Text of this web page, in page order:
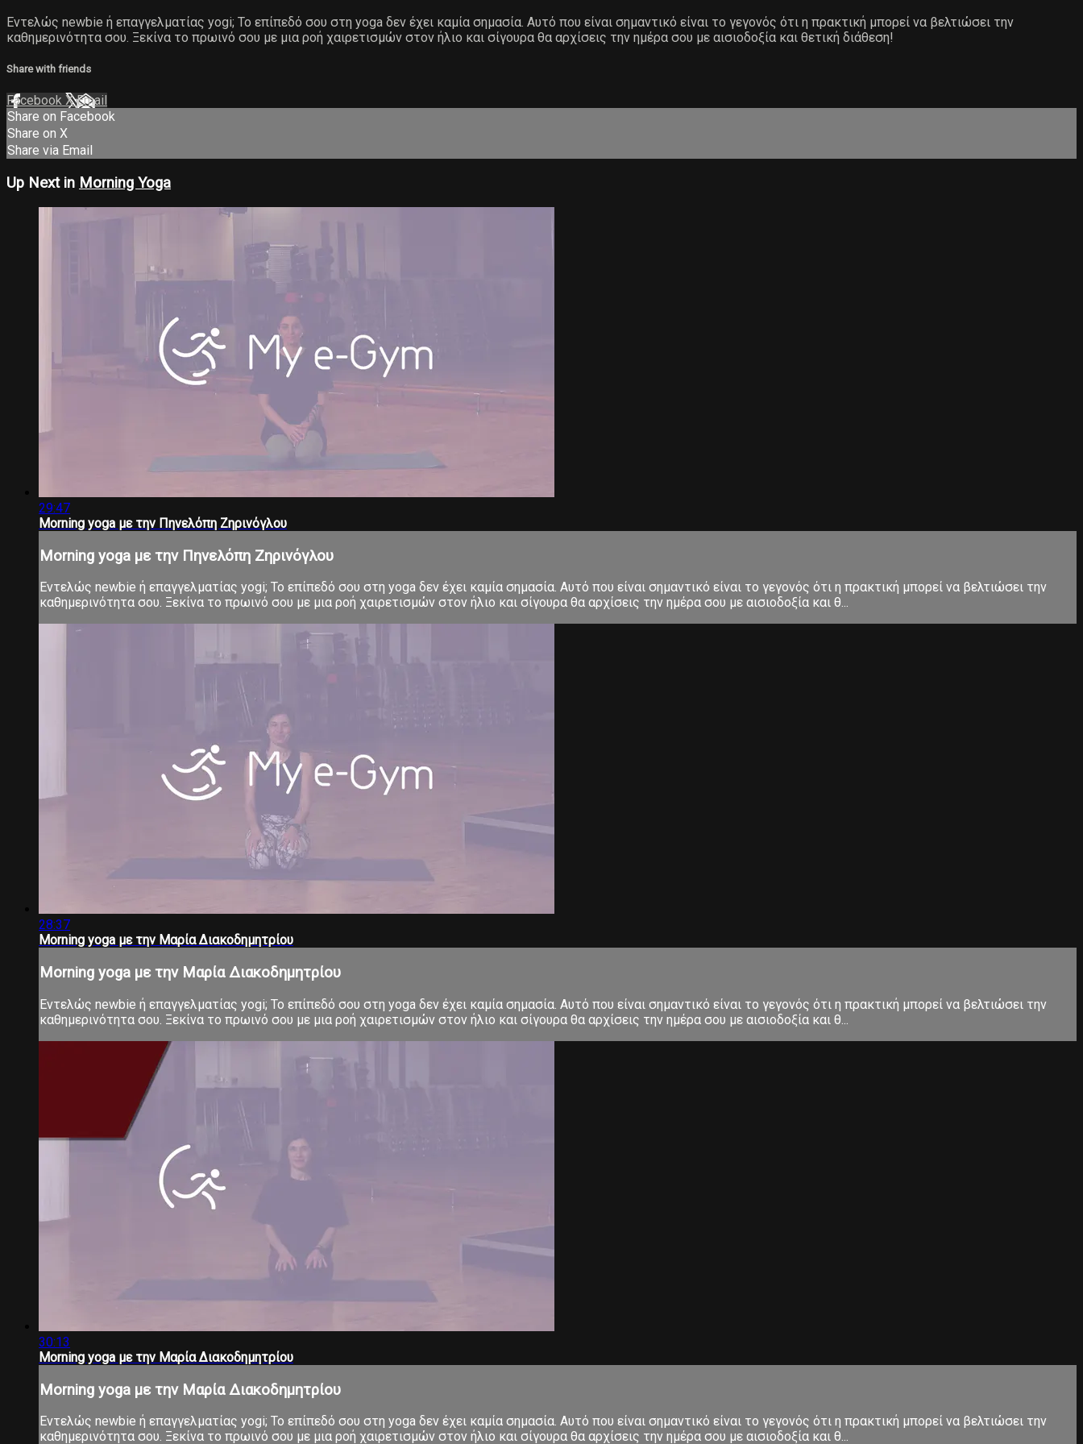
Εντελώς newbie ή επαγγελματίας yogi; Το επίπεδό σου στη yoga δεν έχει καμία σημασία. Αυτό που είναι σημαντικό είναι το γεγονός ότι η πρακτική μπορεί να βελτιώσει την
καθημερινότητα σου. Ξεκίνα το πρωινό σου με μια ροή χαιρετισμών στον ήλιο και σίγουρα θα αρχίσεις την ημέρα σου με αισιοδοξία και θετική διάθεση!
Share with friends
Facebook XEmail
Share on Facebook
Share on X
Share via Email
Up Next in Morning Yoga
29:47
Morning yoga με την Πηνελόπη Ζηρινόγλου
Morning yoga με την Πηνελόπη Ζηρινόγλου
Εντελώς newbie ή επαγγελματίας yogi; Το επίπεδό σου στη yoga δεν έχει καμία σημασία. Αυτό που είναι σημαντικό είναι το γεγονός ότι η πρακτική μπορεί να βελτιώσει την
καθημερινότητα σου. Ξεκίνα το πρωινό σου με μια ροή χαιρετισμών στον ήλιο και σίγουρα θα αρχίσεις την ημέρα σου με αισιοδοξία και θ...
28:37
Morning yoga με την Μαρία Διακοδημητρίου
Morning yoga με την Μαρία Διακοδημητρίου
Εντελώς newbie ή επαγγελματίας yogi; Το επίπεδό σου στη yoga δεν έχει καμία σημασία. Αυτό που είναι σημαντικό είναι το γεγονός ότι η πρακτική μπορεί να βελτιώσει την
καθημερινότητα σου. Ξεκίνα το πρωινό σου με μια ροή χαιρετισμών στον ήλιο και σίγουρα θα αρχίσεις την ημέρα σου με αισιοδοξία και θ...
30:13
Morning yoga με την Μαρία Διακοδημητρίου
Morning yoga με την Μαρία Διακοδημητρίου
Εντελώς newbie ή επαγγελματίας yogi; Το επίπεδό σου στη yoga δεν έχει καμία σημασία. Αυτό που είναι σημαντικό είναι το γεγονός ότι η πρακτική μπορεί να βελτιώσει την
καθημερινότητα σου. Ξεκίνα το πρωινό σου με μια ροή χαιρετισμών στον ήλιο και σίγουρα θα αρχίσεις την ημέρα σου με αισιοδοξία και θ...